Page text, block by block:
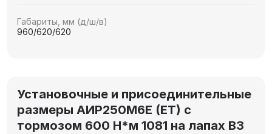
Габариты, мм (д/ш/в)
960/620/620
Установочные и присоединительные
размеры АИР250М6E (ET) с
тормозом 600 Н*м 1081 на лапах В3